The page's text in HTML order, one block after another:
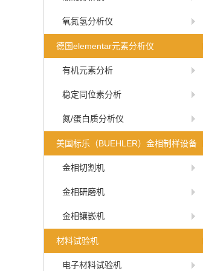
氧氮氢分析仪
德国elementar元素分析仪
有机元素分析
稳定同位素分析
氮/蛋白质分析仪
美国标乐（BUEHLER）金相制样设备
金相切割机
金相研磨机
金相镶嵌机
材料试验机
电子材料试验机